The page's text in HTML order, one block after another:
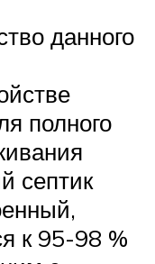
данного
полного
септик
к 95-98 %